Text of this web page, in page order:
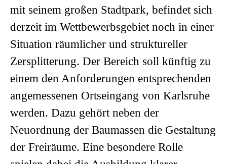
mit seinem großen Stadtpark, befindet sich
derzeit im Wettbewerbsgebiet noch in einer
Situation räumlicher und struktureller
Zersplitterung. Der Bereich soll künftig zu
einem den Anforderungen entsprechenden
angemessenen Ortseingang von Karlsruhe
werden. Dazu gehört neben der
Neuordnung der Baumassen die Gestaltung
der Freiräume. Eine besondere Rolle